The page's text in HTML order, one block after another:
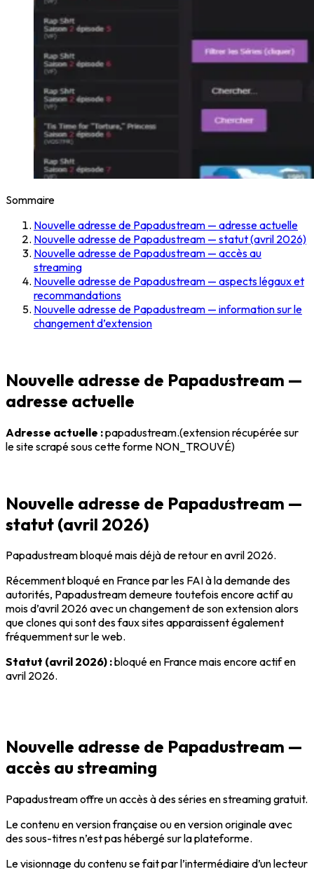
Sommaire
Nouvelle adresse de Papadustream — adresse actuelle
Nouvelle adresse de Papadustream — statut (avril 2026)
Nouvelle adresse de Papadustream — accès au
streaming
Nouvelle adresse de Papadustream — aspects légaux et
recommandations
Nouvelle adresse de Papadustream — information sur le
changement d’extension
Nouvelle adresse de Papadustream —
adresse actuelle
Adresse actuelle :papadustream.(extension récupérée sur
le site scrapé sous cette forme NON_TROUVÉ)
Nouvelle adresse de Papadustream —
statut (avril 2026)
Papadustream bloqué mais déjà de retour en avril 2026.
Récemment bloqué en France par les FAI à la demande des
autorités, Papadustream demeure toutefois encore actif au
mois d’avril 2026 avec un changement de son extension alors
que clones qui sont des faux sites apparaissent également
fréquemment sur le web.
Statut (avril 2026) :bloqué en France mais encore actif en
avril 2026.
Nouvelle adresse de Papadustream —
accès au streaming
Papadustream offre un accès à des séries en streaming gratuit.
Le contenu en version française ou en version originale avec
des sous-titres n’est pas hébergé sur la plateforme.
Le visionnage du contenu se fait par l’intermédiaire d’un lecteur